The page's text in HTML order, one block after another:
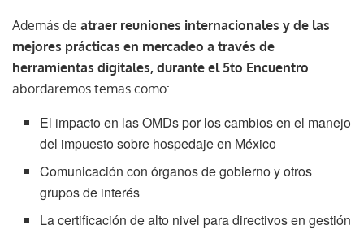
Además de atraer reuniones internacionales y de las
mejores prácticas en mercadeo a través de
herramientas digitales, durante el 5to Encuentro
abordaremos temas como:
El impacto en las OMDs por los cambios en el manejo
del impuesto sobre hospedaje en México
Comunicación con órganos de gobierno y otros
grupos de interés
La certificación de alto nivel para directivos en gestión